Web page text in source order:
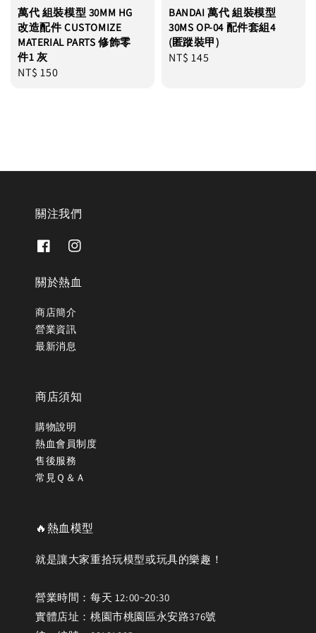
萬代 組裝模型 30MM HG
改造配件 CUSTOMIZE
MATERIAL PARTS 修飾零
件1 灰
Regular
NT$ 150
BANDAI 萬代 組裝模型
30MS OP-04 配件套組4
(匿蹤裝甲)
Regular
NT$ 145
關注我們
關於熱血
商店簡介
營業資訊
最新消息
商店須知
購物說明
熱血會員制度
售後服務
常見Ｑ＆Ａ
🔥熱血模型
就是讓大家重拾玩模型或玩具的樂趣！
營業時間：每天 12:00~20:30
實體店址：桃園市桃園區永安路376號